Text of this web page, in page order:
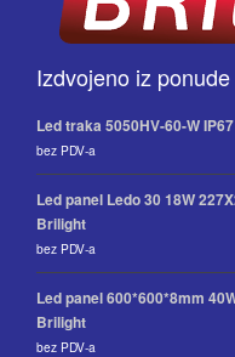
Izdvojeno iz ponude
Led traka 5050HV-60-W
bez PDV-a
Led panel Ledo 30 18W
Brilight
bez PDV-a
Led panel 600*600*8mm
Brilight
bez PDV-a